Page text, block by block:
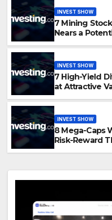
INVEST SHOW
7 Mining
Nears a
INVEST SHOW
7 High-Yield
at Attractive
INVEST SHOW
8 Mega-Caps
Risk-Reward